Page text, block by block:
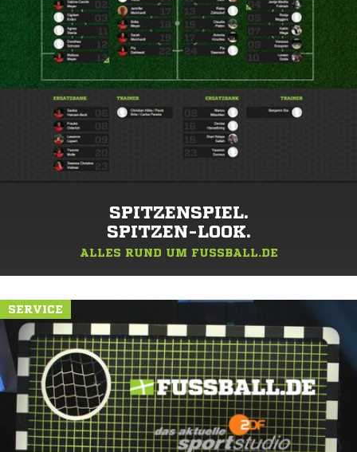
SPITZENSPIEL.
SPITZEN-LOOK.
ALLES RUND UM FUSSBALL.DE
SERVICE